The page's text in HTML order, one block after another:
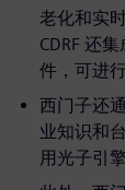
老化和实
CDRF 还
件，可进
西门子还
业知识和
用光子引